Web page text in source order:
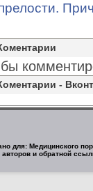
-
для: Медицинского
авторов и обратной